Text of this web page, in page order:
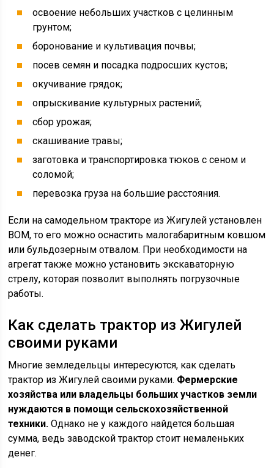
освоение небольших участков с целинным
грунтом;
боронование и культивация почвы;
посев семян и посадка подросших кустов;
окучивание грядок;
опрыскивание культурных растений;
сбор урожая;
скашивание травы;
заготовка и транспортировка тюков с сеном и
соломой;
перевозка груза на большие расстояния.
Если на самодельном тракторе из Жигулей установлен
ВОМ, то его можно оснастить малогабаритным ковшом
или бульдозерным отвалом. При необходимости на
агрегат также можно установить экскаваторную
стрелу, которая позволит выполнять погрузочные
работы.
Как сделать трактор из Жигулей
своими руками
Многие земледельцы интересуются, как сделать
трактор из Жигулей своими руками. Фермерские
хозяйства или владельцы больших участков земли
нуждаются в помощи сельскохозяйственной
техники. Однако не у каждого найдется большая
сумма, ведь заводской трактор стоит немаленьких
денег.